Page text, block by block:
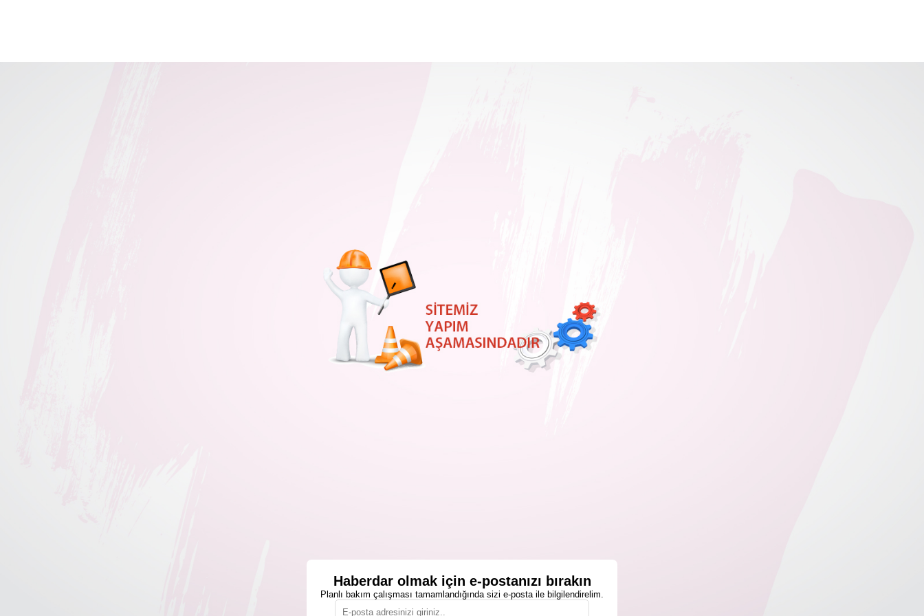
Haberdar olmak için e-postanızı bırakın
Planlı bakım çalışması tamamlandığında sizi e-posta ile bilgilendirelim.